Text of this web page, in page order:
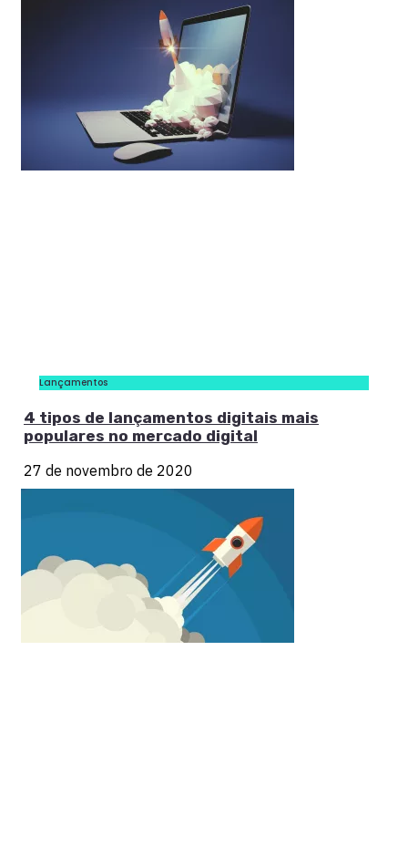
Lançamentos
4 tipos de lançamentos digitais mais
populares no mercado digital
27 de novembro de 2020